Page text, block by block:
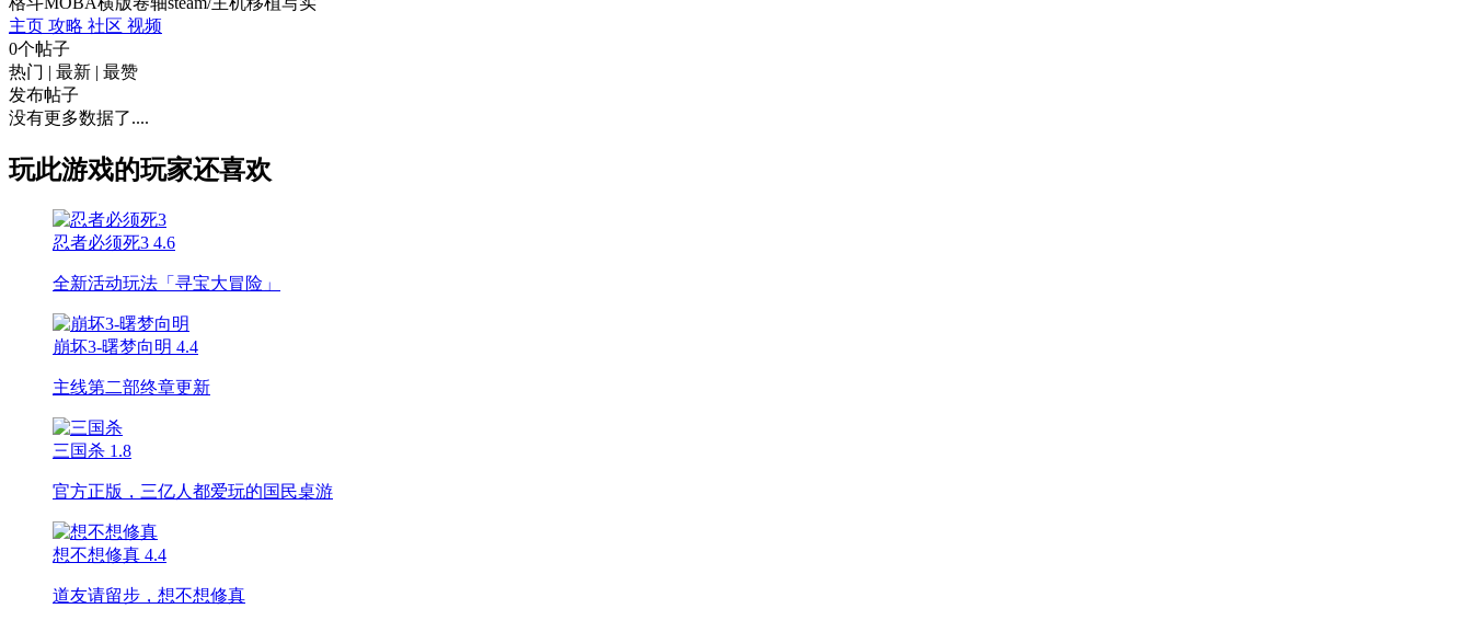
主页 攻略 社区 视频
0个帖子
热门 | 最新 | 最赞
发布帖子
没有更多数据了....
玩此游戏的玩家还喜欢
忍者必须死3 4.6
全新活动玩法「寻宝大冒险」
崩坏3-曙梦向明 4.4
主线第二部终章更新
三国杀 1.8
官方正版，三亿人都爱玩的国民桌游
想不想修真 4.4
道友请留步，想不想修真